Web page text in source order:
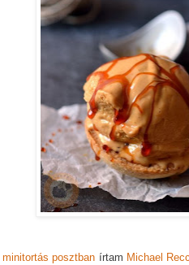
minitortás posztban írtam Michael